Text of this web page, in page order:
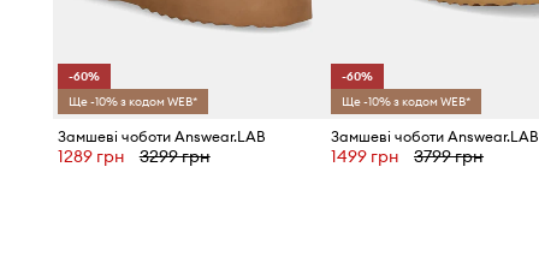
-60%
Ще -10% з кодом WEB*
Замшеві чоботи Answear.LAB
1289 грн 3299 грн
-60%
Ще -10% з кодом WEB*
Замшеві чоботи Answear.LAB
1499 грн 3799 грн